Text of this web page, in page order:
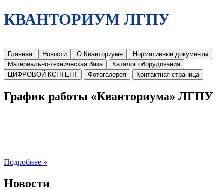
КВАНТОРИУМ ЛГПУ
Главная Новости О Кванториуме
Нормативные документы
Материально-техническая база
Каталог оборудования
ЦИФРОВОЙ КОНТЕНТ
Фотогалерея Контактная страница
График работы «Кванториума» ЛГПУ
Подробнее »
Новости